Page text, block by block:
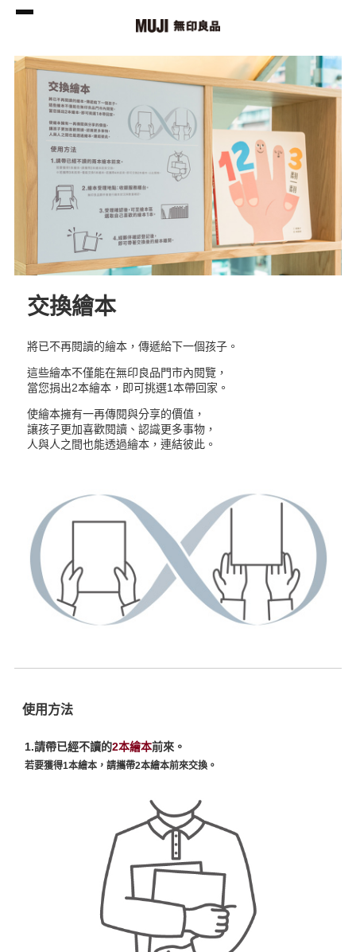
交換繪本
將已不再閱讀的繪本，傳遞給下一個孩子。
這些繪本不僅能在無印良品門市內閱覽，
當您捐出2本繪本，即可挑選1本帶回家。
使繪本擁有一再傳閱與分享的價值，
讓孩子更加喜歡閱讀、認識更多事物，
人與人之間也能透過繪本，連結彼此。
使用方法
1.請帶已經不讀的2本繪本前來。
若要獲得1本繪本，請攜帶2本繪本前來交換。